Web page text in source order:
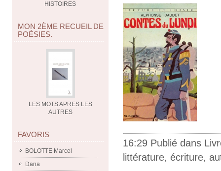
HISTOIRES
MON 2ÈME RECUEIL DE
POÉSIES.
LES MOTS APRES LES
AUTRES
FAVORIS
BOLOTTE Marcel
Dana
16:29 Publié dans
littérature, écriture,